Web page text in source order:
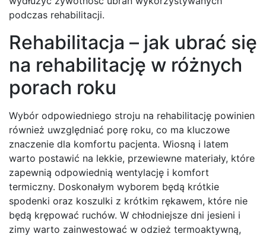
podczas rehabilitacji.
Rehabilitacja – jak ubrać się
na rehabilitację w różnych
porach roku
Wybór odpowiedniego stroju na rehabilitację powinien
również uwzględniać porę roku, co ma kluczowe
znaczenie dla komfortu pacjenta. Wiosną i latem
warto postawić na lekkie, przewiewne materiały, które
zapewnią odpowiednią wentylację i komfort
termiczny. Doskonałym wyborem będą krótkie
spodenki oraz koszulki z krótkim rękawem, które nie
będą krępować ruchów. W chłodniejsze dni jesieni i
zimy warto zainwestować w odzież termoaktywną,